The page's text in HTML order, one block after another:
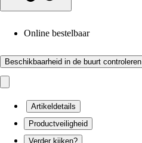
Online bestelbaar
Beschikbaarheid in de buurt controleren
Artikeldetails
Productveiligheid
Verder kijken?